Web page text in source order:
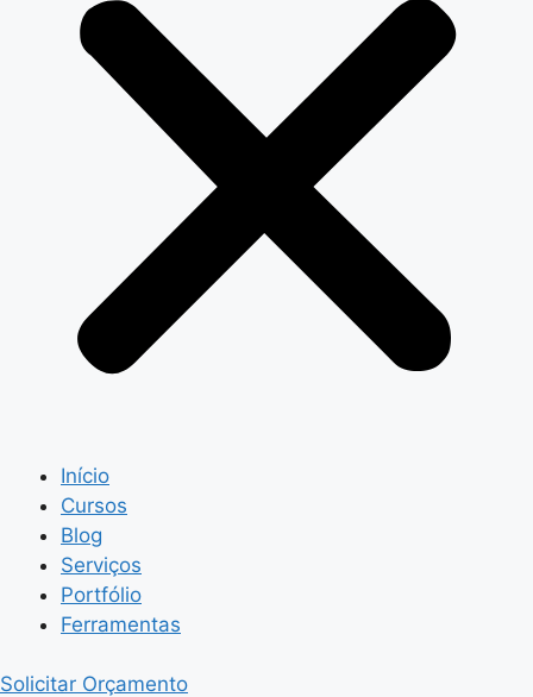
Início
Cursos
Blog
Serviços
Portfólio
Ferramentas
Solicitar Orçamento